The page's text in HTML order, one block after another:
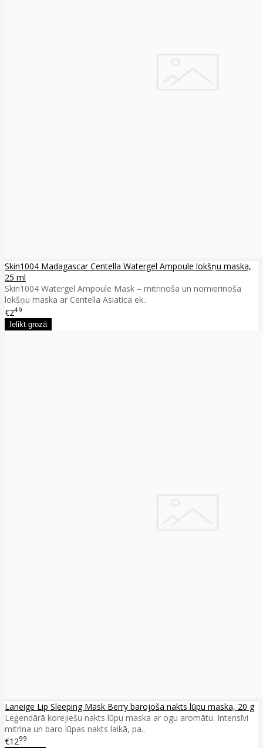
Skin1004 Madagascar Centella Watergel Ampoule lokšņu maska,
25 ml
Skin1004 Watergel Ampoule Mask – mitrinoša un nomierinoša
lokšņu maska ar Centella Asiatica ek..
€249
Laneige Lip Sleeping Mask Berry barojoša nakts lūpu maska, 20 g
Leģendārā korejiešu nakts lūpu maska ar ogu aromātu. Intensīvi
mitrina un baro lūpas nakts laikā, pa..
€1299